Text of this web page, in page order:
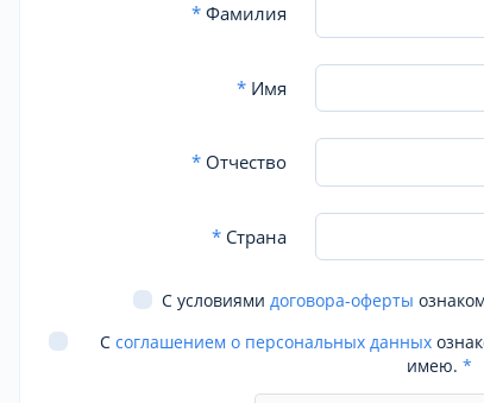
*Фамилия
*Имя
*Отчество
*Страна
С условиями договора-оферты
С соглашением о персональных данных
имею. *